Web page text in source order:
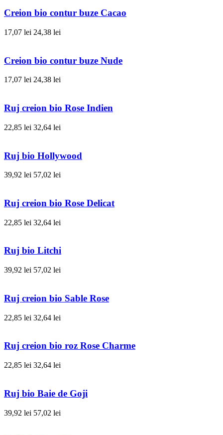
Creion bio contur buze Cacao
17,07 lei 24,38 lei
Creion bio contur buze Nude
17,07 lei 24,38 lei
Ruj creion bio Rose Indien
22,85 lei 32,64 lei
Ruj bio Hollywood
39,92 lei 57,02 lei
Ruj creion bio Rose Delicat
22,85 lei 32,64 lei
Ruj bio Litchi
39,92 lei 57,02 lei
Ruj creion bio Sable Rose
22,85 lei 32,64 lei
Ruj creion bio roz Rose Charme
22,85 lei 32,64 lei
Ruj bio Baie de Goji
39,92 lei 57,02 lei